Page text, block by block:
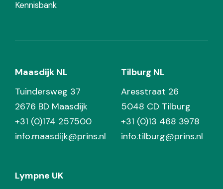
Kennisbank
Maasdijk NL
Tuindersweg 37
2676 BD Maasdijk
+31 (0)174 257500
info.maasdijk@prins.nl
Tilburg NL
Aresstraat 26
5048 CD Tilburg
+31 (0)13 468 3978
info.tilburg@prins.nl
Lympne UK